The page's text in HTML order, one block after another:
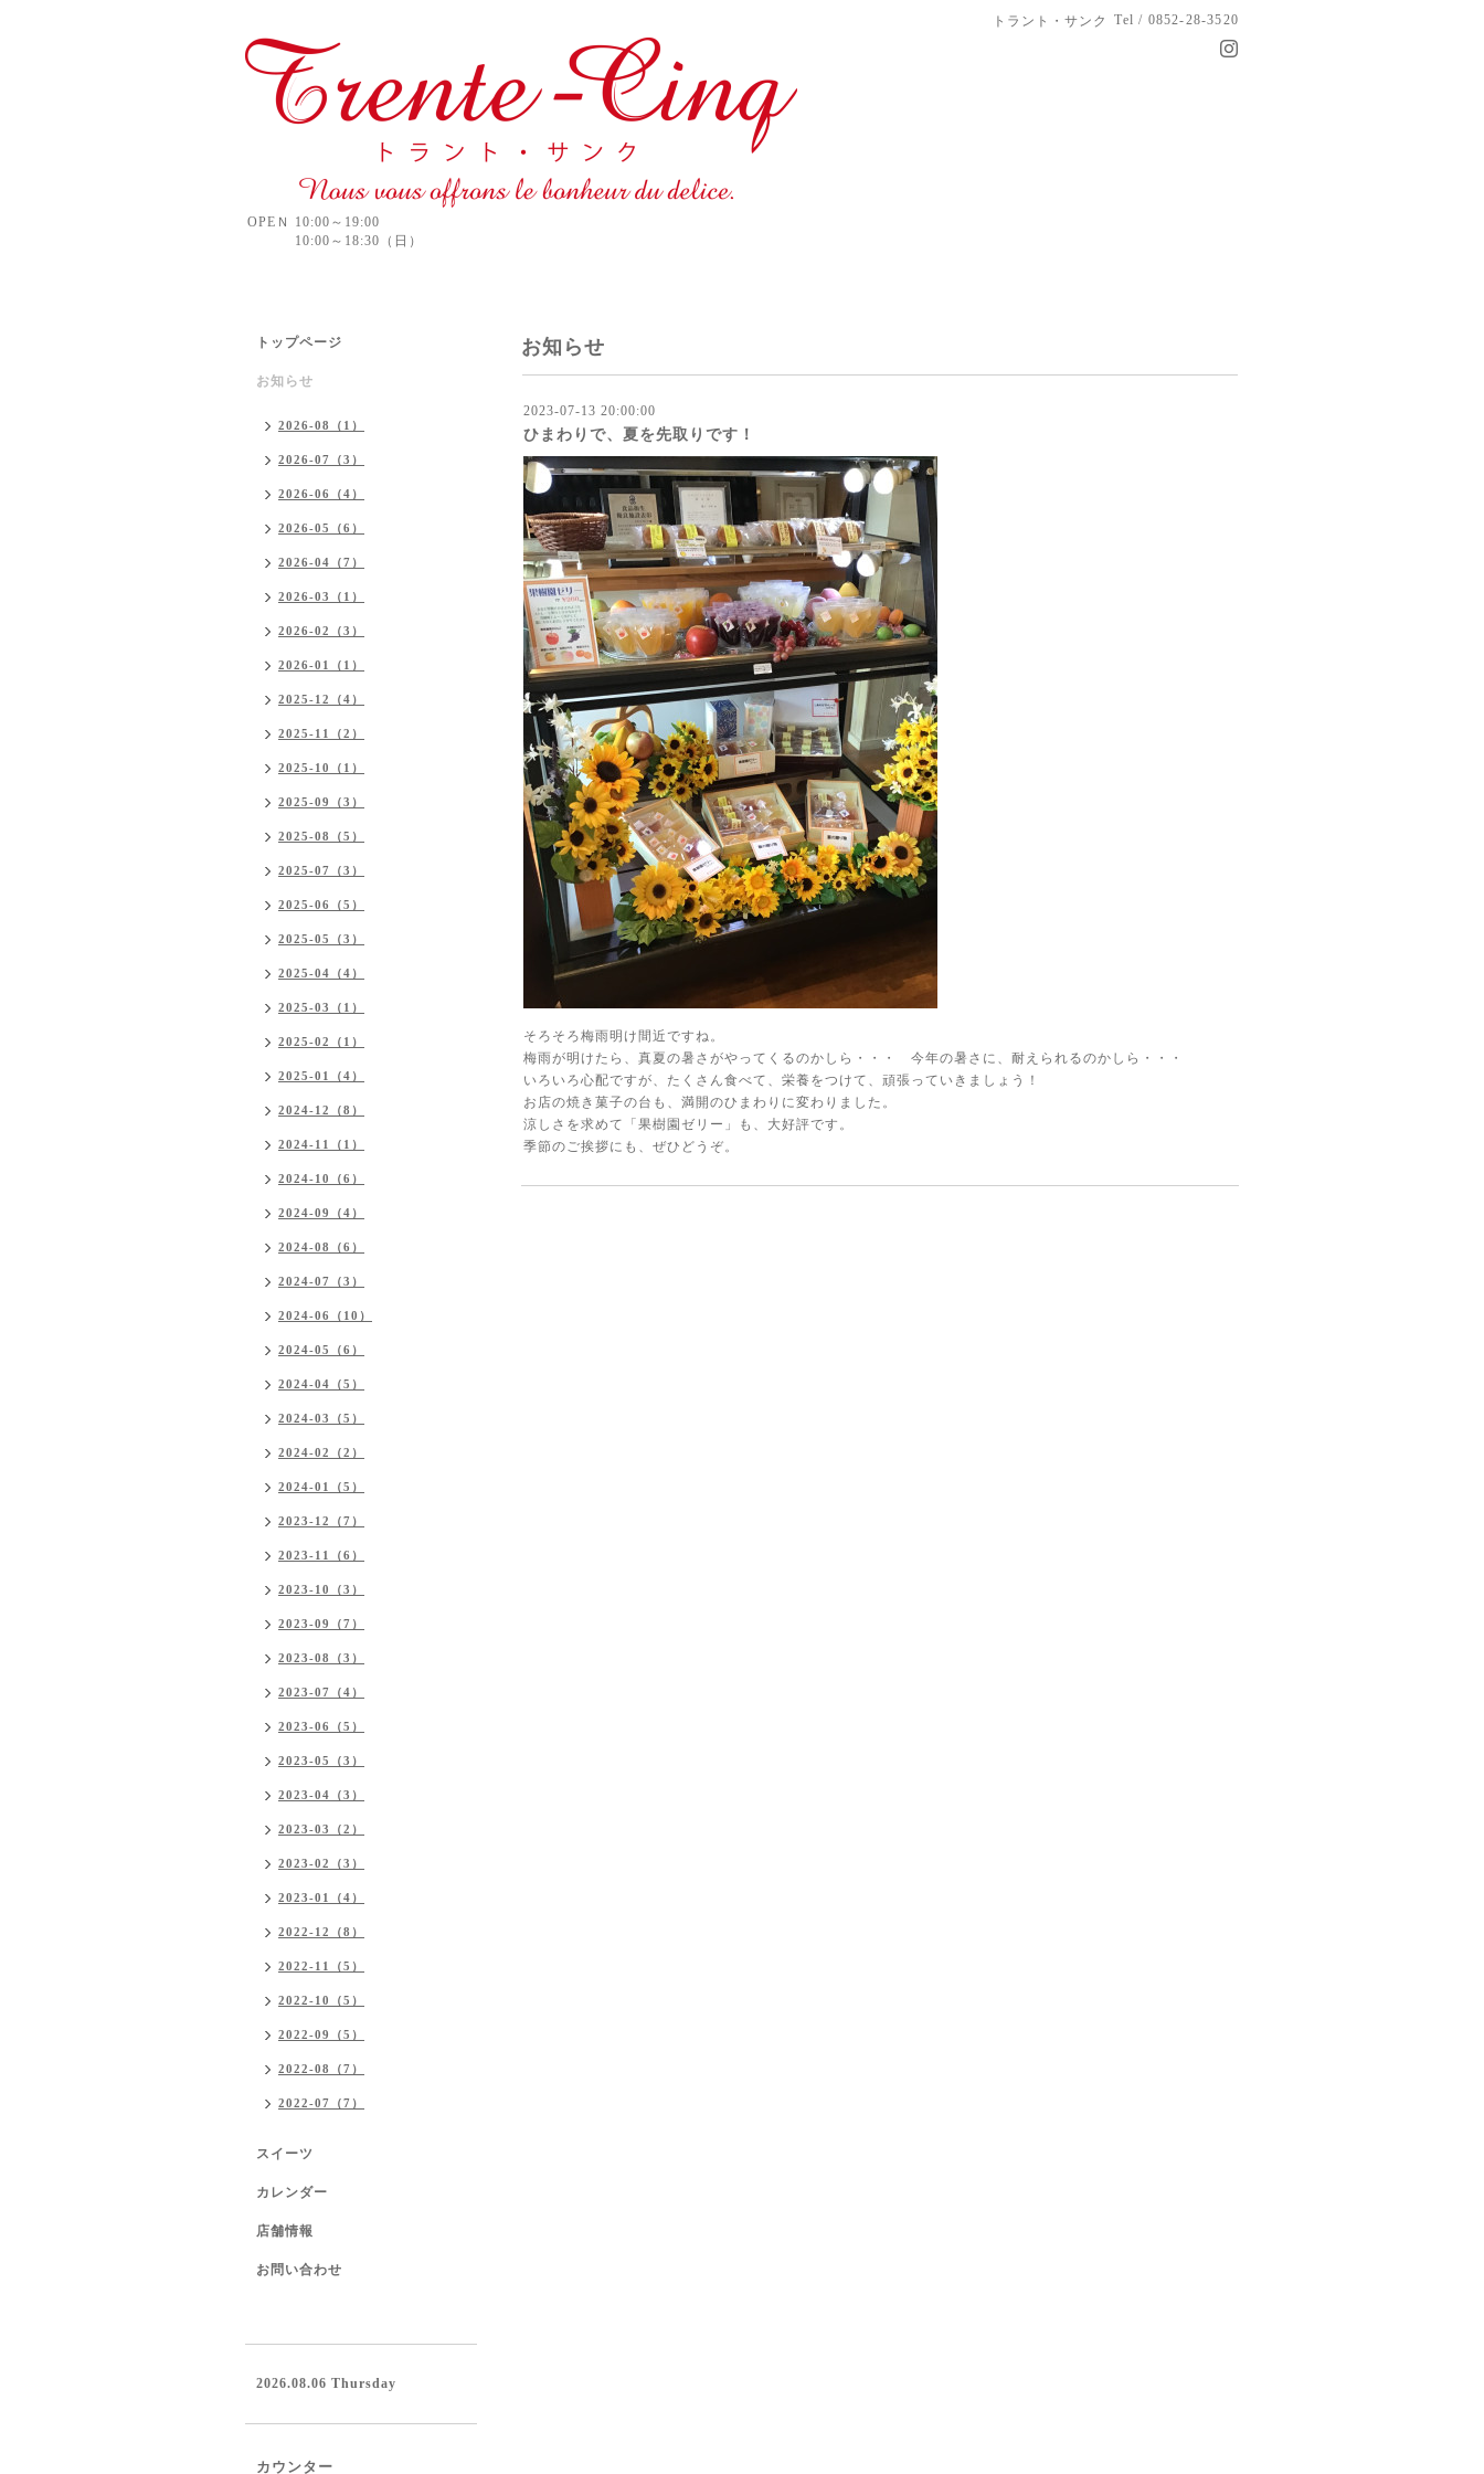
トラント・サンク Tel / 0852-28-3520
OPEＮ 10:00～19:00
10:00～18:30（日）
お知らせ
2023-07-13 20:00:00
ひまわりで、夏を先取りです！
そろそろ梅雨明け間近ですね。
梅雨が明けたら、真夏の暑さがやってくるのかしら・・・ 今年の暑さに、耐えられるのかしら・・・
いろいろ心配ですが、たくさん食べて、栄養をつけて、頑張っていきましょう！
お店の焼き菓子の台も、満開のひまわりに変わりました。
涼しさを求めて「果樹園ゼリー」も、大好評です。
季節のご挨拶にも、ぜひどうぞ。
トップページ
お知らせ
2026-08（1）
2026-07（3）
2026-06（4）
2026-05（6）
2026-04（7）
2026-03（1）
2026-02（3）
2026-01（1）
2025-12（4）
2025-11（2）
2025-10（1）
2025-09（3）
2025-08（5）
2025-07（3）
2025-06（5）
2025-05（3）
2025-04（4）
2025-03（1）
2025-02（1）
2025-01（4）
2024-12（8）
2024-11（1）
2024-10（6）
2024-09（4）
2024-08（6）
2024-07（3）
2024-06（10）
2024-05（6）
2024-04（5）
2024-03（5）
2024-02（2）
2024-01（5）
2023-12（7）
2023-11（6）
2023-10（3）
2023-09（7）
2023-08（3）
2023-07（4）
2023-06（5）
2023-05（3）
2023-04（3）
2023-03（2）
2023-02（3）
2023-01（4）
2022-12（8）
2022-11（5）
2022-10（5）
2022-09（5）
2022-08（7）
2022-07（7）
スイーツ
カレンダー
店舗情報
お問い合わせ
2026.08.06 Thursday
カウンター